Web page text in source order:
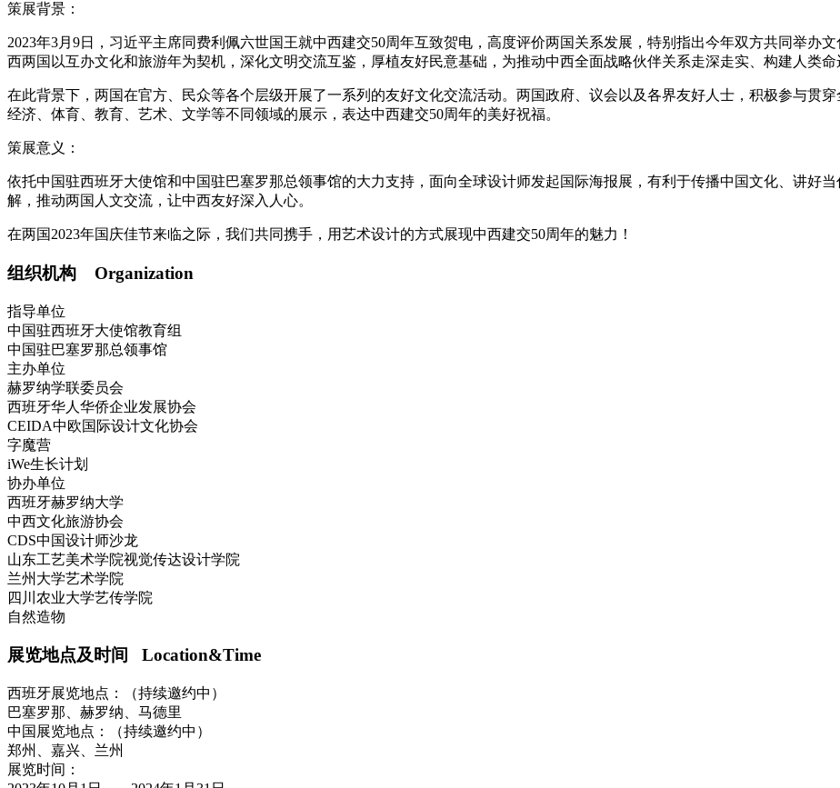
策展背景：
2023年3月9日，习近平主席同费利佩六世国王就中西建交50周年互致贺电，高度评价两国关系发展，特别指出今年双方共同举办
西两国以互办文化和旅游年为契机，深化文明交流互鉴，厚植友好民意基础，为推动中西全面战略伙伴关系走深走实、构建人类命
在此背景下，两国在官方、民众等各个层级开展了一系列的友好文化交流活动。两国政府、议会以及各界友好人士，积极参与贯穿
经济、体育、教育、艺术、文学等不同领域的展示，表达中西建交50周年的美好祝福。
策展意义：
依托中国驻西班牙大使馆和中国驻巴塞罗那总领事馆的大力支持，面向全球设计师发起国际海报展，有利于传播中国文化、讲好
解，推动两国人文交流，让中西友好深入人心。
在两国2023年国庆佳节来临之际，我们共同携手，用艺术设计的方式展现中西建交50周年的魅力！
组织机构 Organization
指导单位
中国驻西班牙大使馆教育组
中国驻巴塞罗那总领事馆
主办单位
赫罗纳学联委员会
西班牙华人华侨企业发展协会
CEIDA中欧国际设计文化协会
字魔营
iWe生长计划
协办单位
西班牙赫罗纳大学
中西文化旅游协会
CDS中国设计师沙龙
山东工艺美术学院视觉传达设计学院
兰州大学艺术学院
四川农业大学艺传学院
自然造物
展览地点及时间 Location&Time
西班牙展览地点：（持续邀约中）
巴塞罗那、赫罗纳、马德里
中国展览地点：（持续邀约中）
郑州、嘉兴、兰州
展览时间：